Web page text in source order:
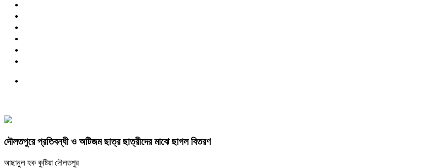
দৌলতপুরে প্রতিবন্ধী ও অটিজম ছাত্র ছাত্রীদের মাঝে ছাগল বিতরণ
আছানুল হক কুষ্টিয়া দৌলতপুর